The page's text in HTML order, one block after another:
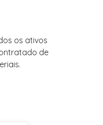
os ativos
de